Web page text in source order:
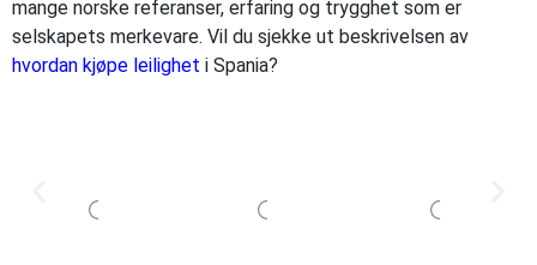
mange norske referanser, erfaring og trygghet som er
selskapets merkevare. Vil du sjekke ut beskrivelsen av
hvordan kjøpe leilighet i Spania?